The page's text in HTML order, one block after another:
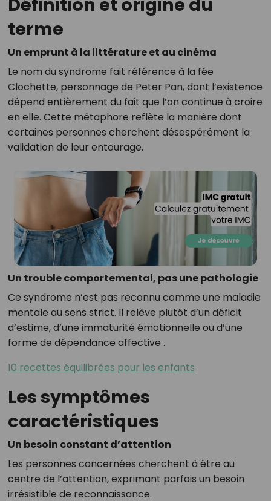
Définition et origine du
terme
Un emprunt à la littérature et au cinéma
Le nom du syndrome fait référence à la fée
Clochette, personnage de Peter Pan, dont l’existence
dépend entièrement du fait que l’on continue à croire
en elle. Cette métaphore reflète la manière dont
certaines personnes cherchent désespérément la
validation de leur entourage.
Un trouble comportemental, pas une pathologie
Ce syndrome n’est pas reconnu comme une maladie
mentale au sens strict. Il relève plutôt d’un déficit
d’estime, d’une immaturité émotionnelle ou d’une
forme de dépendance affective .
10 recettes équilibrées pour les enfants
Les symptômes
caractéristiques
Un besoin constant d’attention
Les personnes concernées cherchent à être au
centre de l’attention, exprimant parfois un besoin
irrésistible de reconnaissance.